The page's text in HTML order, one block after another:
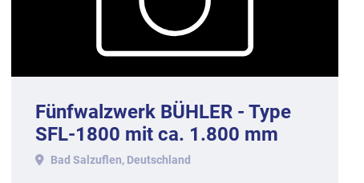
Fünfwalzwerk BÜHLER - Type
SFL-1800 mit ca. 1.800 mm
Arbeitsbreite.
Bad Salzuflen, Deutschland